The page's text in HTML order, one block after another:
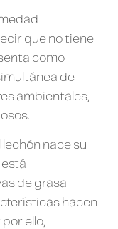
que no tiene
como
de
ambientales,
lechón nace su
de grasa
hacen
ello,